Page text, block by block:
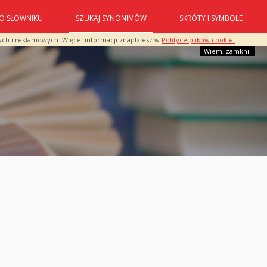
i reklamowych. Więcej informacji znajdziesz w Polityce plików cookie.
Wiem, zamknij
O SŁOWNIKU SZUKAJ SYNONIMÓW SKRÓTY I SYMBOLE